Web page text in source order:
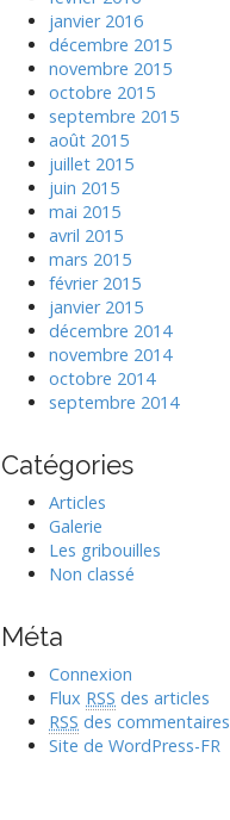
janvier 2016
décembre 2015
novembre 2015
octobre 2015
septembre 2015
août 2015
juillet 2015
juin 2015
mai 2015
avril 2015
mars 2015
février 2015
janvier 2015
décembre 2014
novembre 2014
octobre 2014
septembre 2014
Catégories
Articles
Galerie
Les gribouilles
Non classé
Méta
Connexion
Flux RSS des articles
RSS des commentaires
Site de WordPress-FR